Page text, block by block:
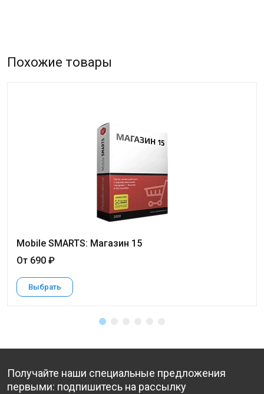
Похожие товары
Mobile SMARTS: Магазин 15
От 690 ₽
Выбрать
Получайте наши специальные предложения
первыми: подпишитесь на рассылку